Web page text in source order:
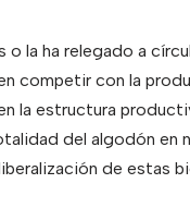
la ha relegado a
competir con la
la estructura
del algodón en
de estas